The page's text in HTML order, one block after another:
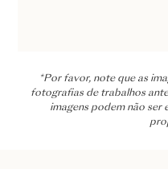
*Por favor, note que as
fotografias de trabalhos
imagens podem não ser